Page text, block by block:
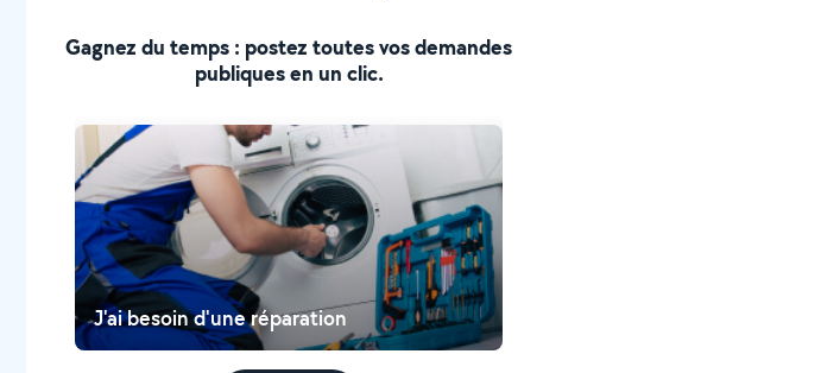
Gagnez du temps : postez toutes vos demandes
publiques en un clic.
J'ai besoin d'une réparation